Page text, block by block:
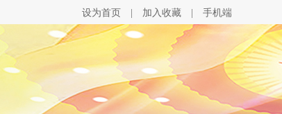
设为首页 加入收藏 手机端